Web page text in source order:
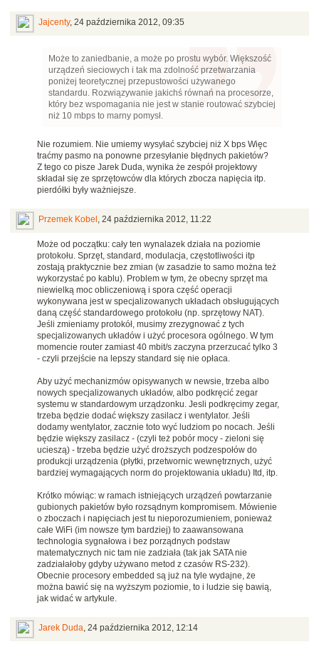
Jajcenty, 24 października 2012, 09:35
Może to zaniedbanie, a może po prostu wybór. Większość
urządzeń sieciowych i tak ma zdolność przetwarzania
poniżej teoretycznej przepustowości używanego
standardu. Rozwiązywanie jakichś równań na procesorze,
który bez wspomagania nie jest w stanie routować szybciej
niż 10 mbps to marny pomysł.
Nie rozumiem. Nie umiemy wysyłać szybciej niż X bps Więc
traćmy pasmo na ponowne przesyłanie błędnych pakietów?
Z tego co pisze Jarek Duda, wynika że zespół projektowy
składał się ze sprzętowców dla których zbocza napięcia itp.
pierdółki były ważniejsze.
Przemek Kobel , 24 października 2012, 11:22
Może od początku: cały ten wynalazek działa na poziomie
protokołu. Sprzęt, standard, modulacja, częstotliwości itp
zostają praktycznie bez zmian (w zasadzie to samo można też
wykorzystać po kablu). Problem w tym, że obecny sprzęt ma
niewielką moc obliczeniową i spora część operacji
wykonywana jest w specjalizowanych układach obsługujących
daną część standardowego protokołu (np. sprzętowy NAT).
Jeśli zmieniamy protokół, musimy zrezygnować z tych
specjalizowanych układów i użyć procesora ogólnego. W tym
momencie router zamiast 40 mbit/s zaczyna przerzucać tylko 3
- czyli przejście na lepszy standard się nie opłaca.
Aby użyć mechanizmów opisywanych w newsie, trzeba albo
nowych specjalizowanych układów, albo podkręcić zegar
systemu w standardowym urządzonku. Jesli podkręcimy zegar,
trzeba będzie dodać większy zasilacz i wentylator. Jeśli
dodamy wentylator, zacznie toto wyć ludziom po nocach. Jeśli
będzie większy zasilacz - (czyli też pobór mocy - zieloni się
ucieszą) - trzeba będzie użyć droższych podzespołów do
produkcji urządzenia (płytki, przetwornic wewnętrznych, użyć
bardziej wymagających norm do projektowania układu) Itd, itp.
Krótko mówiąc: w ramach istniejących urządzeń powtarzanie
gubionych pakietów było rozsądnym kompromisem. Mówienie
o zboczach i napięciach jest tu nieporozumieniem, ponieważ
całe WiFi (im nowsze tym bardziej) to zaawansowana
technologia sygnałowa i bez porządnych podstaw
matematycznych nic tam nie zadziała (tak jak SATA nie
zadziałałoby gdyby używano metod z czasów RS-232).
Obecnie procesory embedded są już na tyle wydajne, że
można bawić się na wyższym poziomie, to i ludzie się bawią,
jak widać w artykule.
Jarek Duda, 24 października 2012, 12:14